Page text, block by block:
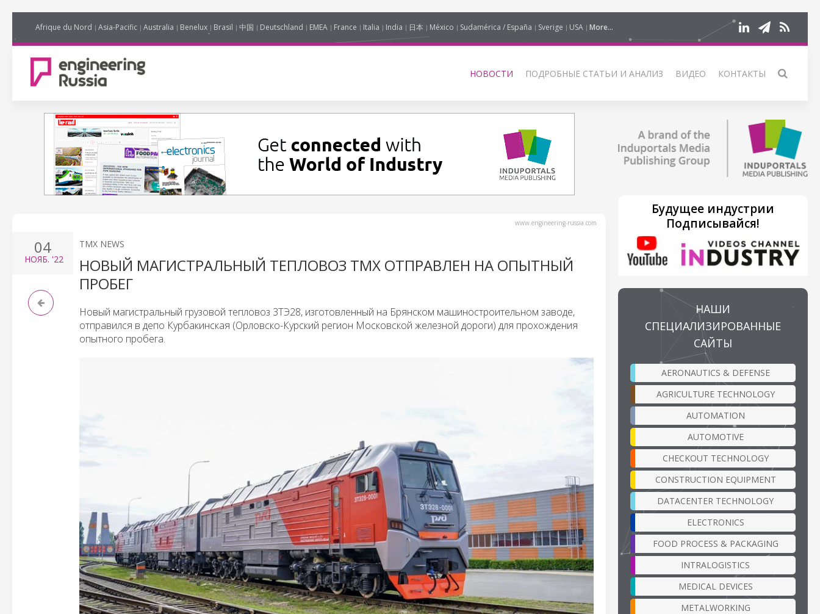
Afrique du Nord Asia-Pacific Australia Benelux Brasil 中国 Deutschland EMEA France Italia India 日本 México Sudamérica / España Sverige USA More...
НОВОСТИ ПОДРОБНЫЕ СТАТЬИ И АНАЛИЗ ВИДЕО КОНТАКТЫ
www.engineering-russia.com
04
НОЯБ. '22
TMX NEWS
НОВЫЙ МАГИСТРАЛЬНЫЙ ТЕПЛОВОЗ ТМХ ОТПРАВЛЕН НА ОПЫТНЫЙ
ПРОБЕГ
Новый магистральный грузовой тепловоз 3ТЭ28, изготовленный на Брянском машиностроительном заводе,
отправился в депо Курбакинская (Орловско-Курский регион Московской железной дороги) для прохождения
опытного пробега.
Будущее индустрии
Подписывайся!
НАШИ
СПЕЦИАЛИЗИРОВАННЫЕ
САЙТЫ
AERONAUTICS & DEFENSE
AGRICULTURE TECHNOLOGY
AUTOMATION
AUTOMOTIVE
CHECKOUT TECHNOLOGY
CONSTRUCTION EQUIPMENT
DATACENTER TECHNOLOGY
ELECTRONICS
FOOD PROCESS & PACKAGING
INTRALOGISTICS
MEDICAL DEVICES
METALWORKING